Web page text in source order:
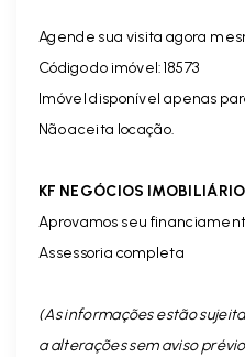
Agende sua visita agora
Código do imóvel:18573
Imóvel disponível apenas
Não aceita locação.
KF NEGÓCIOS
Aprovamos seu
Assessoria completa
(As informações estão
a alterações sem aviso